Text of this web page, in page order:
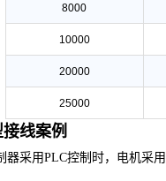
8000
10000
20000
25000
线案例
器采用PLC控制时，电机采用